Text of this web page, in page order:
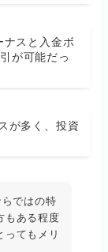
スと入金ボ
が可能だっ
が多く、投資
ではの特
もある程度
ってもメリ